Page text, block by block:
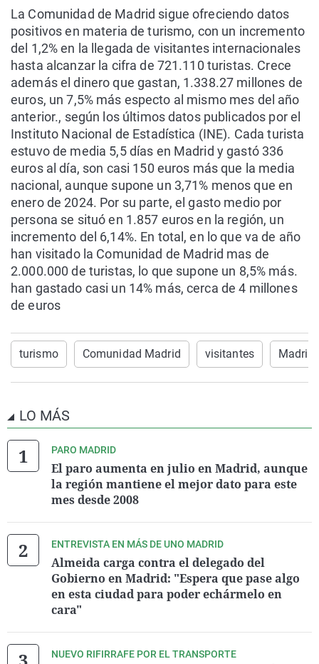
La Comunidad de Madrid sigue ofreciendo datos
positivos en materia de turismo, con un incremento
del 1,2% en la llegada de visitantes internacionales
hasta alcanzar la cifra de 721.110 turistas. Crece
además el dinero que gastan, 1.338.27 millones de
euros, un 7,5% más especto al mismo mes del año
anterior., según los últimos datos publicados por el
Instituto Nacional de Estadística (INE). Cada turista
estuvo de media 5,5 días en Madrid y gastó 336
euros al día, son casi 150 euros más que la media
nacional, aunque supone un 3,71% menos que en
enero de 2024. Por su parte, el gasto medio por
persona se situó en 1.857 euros en la región, un
incremento del 6,14%. En total, en lo que va de año
han visitado la Comunidad de Madrid mas de
2.000.000 de turistas, lo que supone un 8,5% más.
han gastado casi un 14% más, cerca de 4 millones
de euros
turismo Comunidad Madrid visitantes Madrid
LO MÁS
PARO MADRID
El paro aumenta en julio en Madrid, aunque
la región mantiene el mejor dato para este
mes desde 2008
ENTREVISTA EN MÁS DE UNO MADRID
Almeida carga contra el delegado del
Gobierno en Madrid: "Espera que pase algo
en esta ciudad para poder echármelo en
cara"
NUEVO RIFIRRAFE POR EL TRANSPORTE